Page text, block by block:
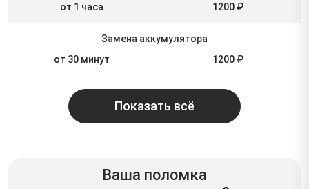
от 1 часа
1200 ₽
Замена аккумулятора
от 30 минут
1200 ₽
Показать всё
Ваша поломка